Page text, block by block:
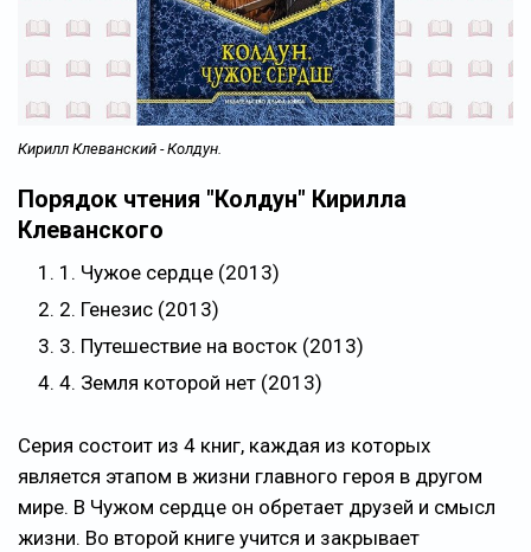
Кирилл Клеванский - Колдун.
Порядок чтения "Колдун" Кирилла
Клеванского
1. Чужое сердце (2013)
2. Генезис (2013)
3. Путешествие на восток (2013)
4. Земля которой нет (2013)
Серия состоит из 4 книг, каждая из которых
является этапом в жизни главного героя в другом
мире. В Чужом сердце он обретает друзей и смысл
жизни. Во второй книге учится и закрывает